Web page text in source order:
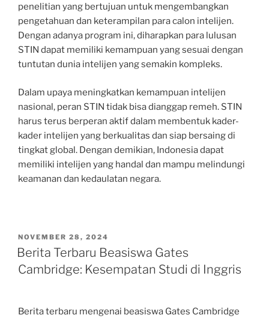
penelitian yang bertujuan untuk mengembangkan
pengetahuan dan keterampilan para calon intelijen.
Dengan adanya program ini, diharapkan para lulusan
STIN dapat memiliki kemampuan yang sesuai dengan
tuntutan dunia intelijen yang semakin kompleks.
Dalam upaya meningkatkan kemampuan intelijen
nasional, peran STIN tidak bisa dianggap remeh. STIN
harus terus berperan aktif dalam membentuk kader-
kader intelijen yang berkualitas dan siap bersaing di
tingkat global. Dengan demikian, Indonesia dapat
memiliki intelijen yang handal dan mampu melindungi
keamanan dan kedaulatan negara.
POSTED
ON
NOVEMBER 28, 2024
Berita Terbaru Beasiswa Gates
Cambridge: Kesempatan Studi di Inggris
Berita terbaru mengenai beasiswa Gates Cambridge